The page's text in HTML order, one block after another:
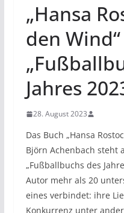
„Hansa
den
Jahres
28. August 2023
Das Buch „Hansa
Björn Achenbach steht
„Fußballbuchs des
Autor mehr als 20
eines verbindet: ihre
Konkurrenz unter